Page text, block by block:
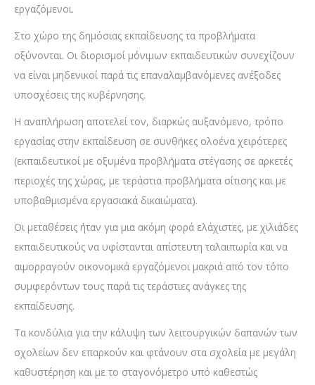
εργαζόμενοι.
Στο χώρο της δημόσιας εκπαίδευσης τα προβλήματα
οξύνονται. Οι διορισμοί μόνιμων εκπαιδευτικών συνεχίζουν
να είναι μηδενικοί παρά τις επαναλαμβανόμενες ανέξοδες
υποσχέσεις της κυβέρνησης.
Η αναπλήρωση αποτελεί τον, διαρκώς αυξανόμενο, τρόπο
εργασίας στην εκπαίδευση σε συνθήκες ολοένα χειρότερες
(εκπαιδευτικοί με οξυμένα προβλήματα στέγασης σε αρκετές
περιοχές της χώρας, με τεράστια προβλήματα σίτισης και με
υποβαθμισμένα εργασιακά δικαιώματα).
Οι μεταθέσεις ήταν για μια ακόμη φορά ελάχιστες, με χιλιάδες
εκπαιδευτικούς να υφίστανται απίστευτη ταλαιπωρία και να
αιμορραγούν οικονομικά εργαζόμενοι μακριά από τον τόπο
συμφερόντων τους παρά τις τεράστιες ανάγκες της
εκπαίδευσης.
Τα κονδύλια για την κάλυψη των λειτουργικών δαπανών των
σχολείων δεν επαρκούν και φτάνουν στα σχολεία με μεγάλη
καθυστέρηση και με το σταγονόμετρο υπό καθεστώς